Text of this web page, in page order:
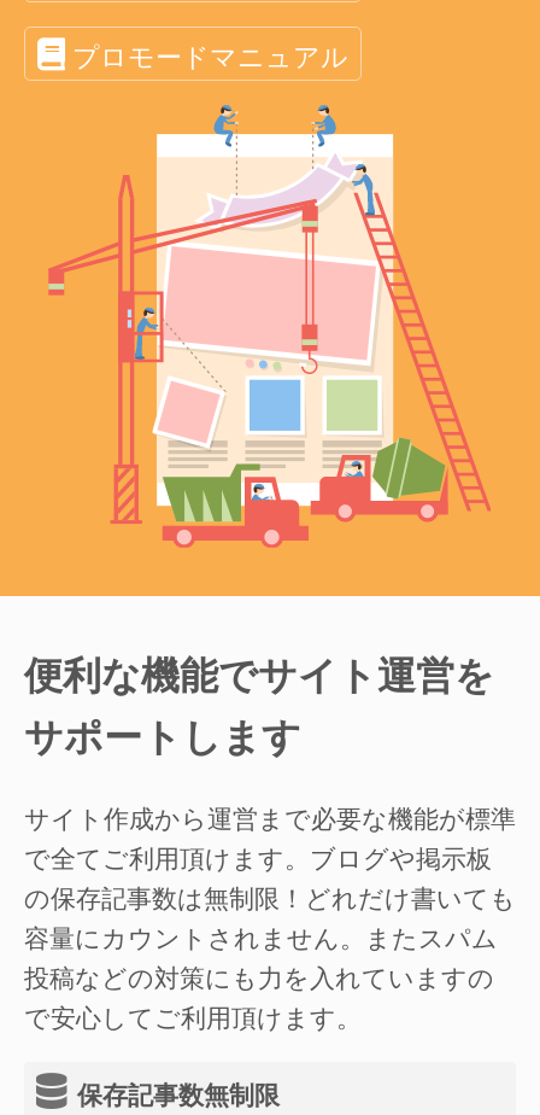
プロモードマニュアル
便利な機能でサイト運営を
サポートします
サイト作成から運営まで必要な機能が標準
で全てご利用頂けます。ブログや掲示板
の保存記事数は無制限！どれだけ書いても
容量にカウントされません。またスパム
投稿などの対策にも力を入れていますの
で安心してご利用頂けます。
保存記事数無制限